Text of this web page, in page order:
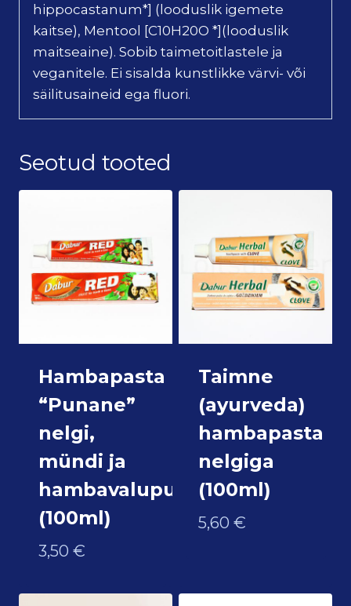
hippocastanum*] (looduslik igemete
kaitse), Mentool [C10H20O *](looduslik
maitseaine). Sobib taimetoitlastele ja
veganitele. Ei sisalda kunstlikke värvi- või
säilitusaineid ega fluori.
Seotud tooted
Hambapasta
“Punane”
nelgi,
mündi ja
hambavalupuuga
(100ml)
3,50 €
Taimne
(ayurveda)
hambapasta
nelgiga
(100ml)
5,60 €